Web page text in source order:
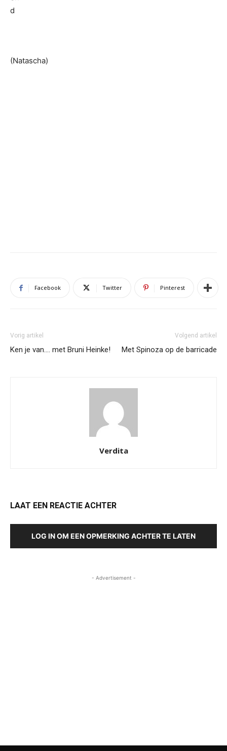
(Natascha)
Facebook Twitter Pinterest
Vorig artikel
Ken je van…. met Bruni Heinke!
Volgend artikel
Met Spinoza op de barricade
Verdita
LAAT EEN REACTIE ACHTER
LOG IN OM EEN OPMERKING ACHTER TE LATEN
- Advertisement -